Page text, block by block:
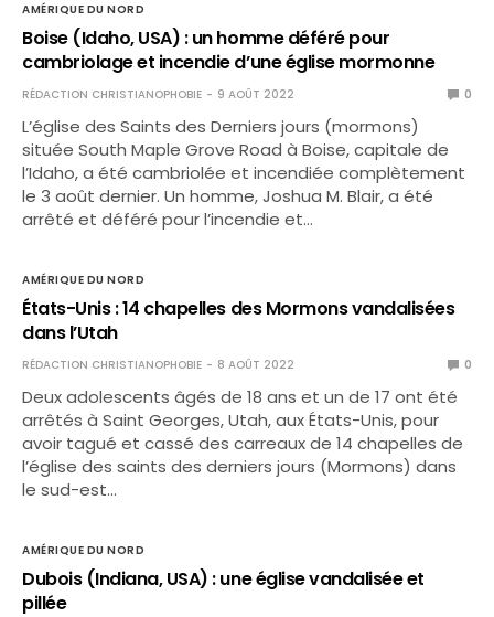
AMÉRIQUE DU NORD
Boise (Idaho, USA) : un homme déféré pour
cambriolage et incendie d’une église mormonne
RÉDACTION CHRISTIANOPHOBIE 9 AOÛT 2022 0
L’église des Saints des Derniers jours (mormons)
située South Maple Grove Road à Boise, capitale de
l’Idaho, a été cambriolée et incendiée complètement
le 3 août dernier. Un homme, Joshua M. Blair, a été
arrêté et déféré pour l’incendie et…
AMÉRIQUE DU NORD
États-Unis : 14 chapelles des Mormons vandalisées
dans l’Utah
RÉDACTION CHRISTIANOPHOBIE 8 AOÛT 2022 0
Deux adolescents âgés de 18 ans et un de 17 ont été
arrêtés à Saint Georges, Utah, aux États-Unis, pour
avoir tagué et cassé des carreaux de 14 chapelles de
l’église des saints des derniers jours (Mormons) dans
le sud-est…
AMÉRIQUE DU NORD
Dubois (Indiana, USA) : une église vandalisée et
pillée